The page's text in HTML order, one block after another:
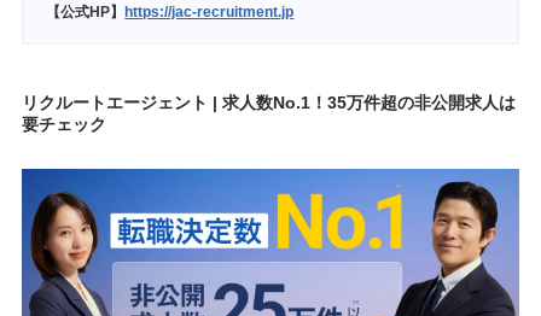
【公式HP】 https://jac-recruitment.jp
リクルートエージェント | 求人数No.1！35万件超の非公開求人は
要チェック